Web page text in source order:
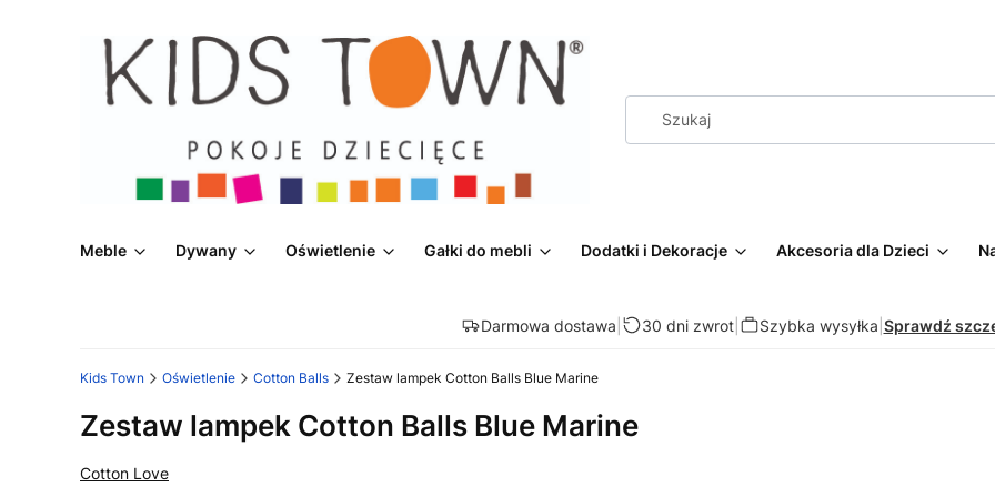
Meble Dywany Oświetlenie Gałki do mebli Dodatki i Dekoracje Akcesoria dla Dzieci
Darmowa dostawa 30 dni zwrot| Szybka wysyłka Sprawdź
Kids Town Oświetlenie Cotton Balls Zestaw lampek Cotton Balls Blue Marine
Zestaw lampek Cotton Balls Blue Marine
Cotton Love